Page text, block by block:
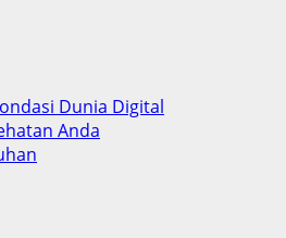
Dunia Digital
Anda